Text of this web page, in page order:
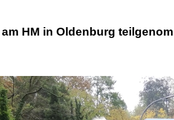
HM in Oldenburg